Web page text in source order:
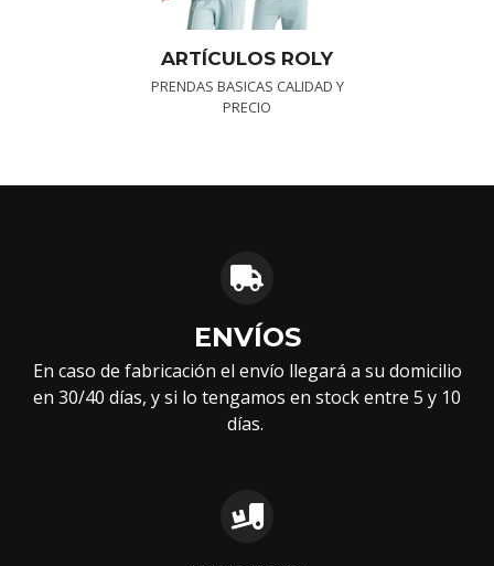
ARTÍCULOS ROLY
PRENDAS BASICAS CALIDAD Y
PRECIO
ENVÍOS
En caso de fabricación el envío llegará a su domicilio
en 30/40 días, y si lo tengamos en stock entre 5 y 10
días.